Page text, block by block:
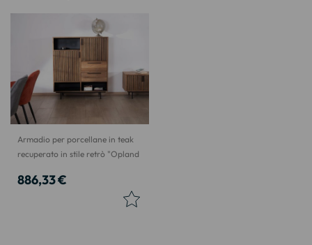
Armadio per porcellane in teak
recuperato in stile retrò "Opland
886,33 €